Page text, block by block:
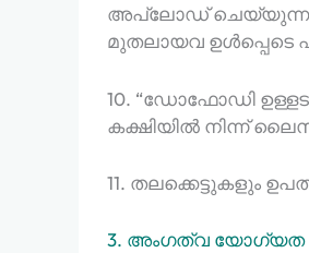
അപ്‌ലോഡ്
മുതലായവ ഉൾപ്പെടെ
10. “ഡോഫോഡി
കക്ഷിയിൽ നിന്ന്
11. തലക്കെട്ടുകളും
3. അംഗത്വ യോഗ്യത